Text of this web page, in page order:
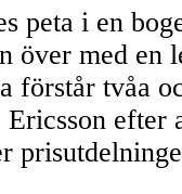
peta i en
över med en
förstår tvåa
Ericsson